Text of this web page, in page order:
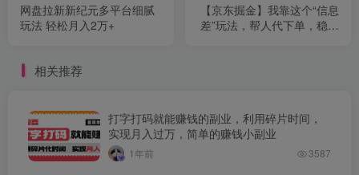
网盘拉新新纪元多平台细腻
玩法 轻松月入2万+
【京东掘金】我靠这个“信息
差”玩法，帮人代下单，稳定
相关推荐
打字打码就能赚钱的副业，利用碎片时间，
实现月入过万，简单的赚钱小副业
1年前 3587